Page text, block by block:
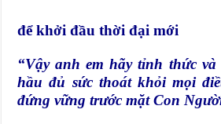
để khởi đầu thời đại mới
“Vậy anh em hãy tỉnh thức
hầu đủ sức thoát khỏi mọi
đứng vững trước mặt Con